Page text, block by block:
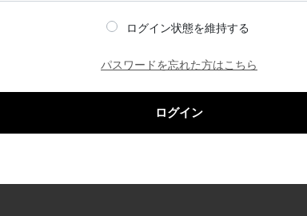
ログイン状態を維持する
パスワードを忘れた方はこちら
ログイン